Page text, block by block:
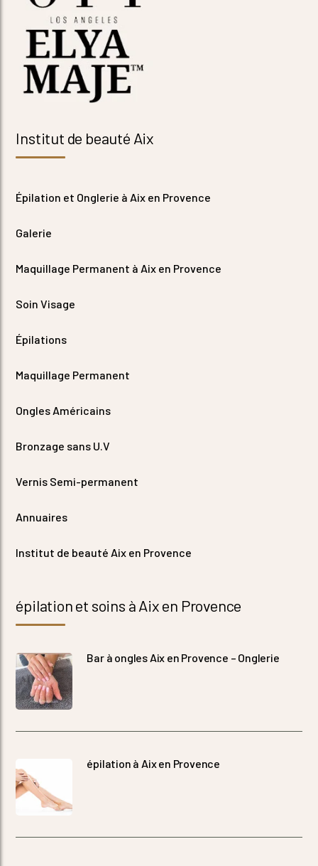
Institut de beauté Aix
Épilation et Onglerie à Aix en Provence
Galerie
Maquillage Permanent à Aix en Provence
Soin Visage
Épilations
Maquillage Permanent
Ongles Américains
Bronzage sans U.V
Vernis Semi-permanent
Annuaires
Institut de beauté Aix en Provence
épilation et soins à Aix en Provence
Bar à ongles Aix en Provence – Onglerie
épilation à Aix en Provence